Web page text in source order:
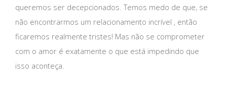
queremos ser decepcionados. Temos medo de que, se
não encontrarmos um relacionamento incrível , então
ficaremos realmente tristes! Mas não se comprometer
com o amor é exatamente o que está impedindo que
isso aconteça.